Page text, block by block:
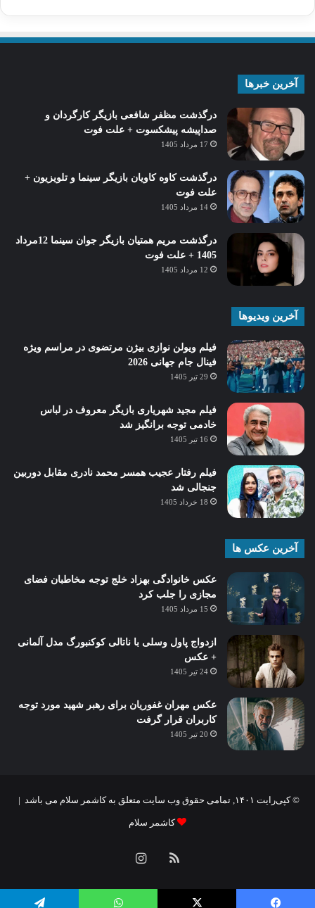
آخرین خبرها
درگذشت مظفر شافعی بازیگر کارگردان و
صداپیشه پیشکسوت + علت فوت
17 مرداد 1405
درگذشت کاوه کاویان بازیگر سینما و تلویزیون +
علت فوت
14 مرداد 1405
درگذشت مریم همتیان بازیگر جوان سینما 12مرداد
1405 + علت فوت
12 مرداد 1405
آخرین ویدیوها
فیلم ویولن نوازی بیژن مرتضوی در مراسم ویژه
فینال جام جهانی 2026
29 تیر 1405
فیلم مجید شهریاری بازیگر معروف در لباس
خادمی توجه برانگیز شد
16 تیر 1405
فیلم رفتار عجیب همسر محمد نادری مقابل دوربین
جنجالی شد
18 خرداد 1405
آخرین عکس ها
عکس خانوادگی بهزاد خلج توجه مخاطبان فضای
مجازی را جلب کرد
15 مرداد 1405
ازدواج پاول وسلی با ناتالی کوکنبورگ مدل آلمانی
+ عکس
24 تیر 1405
عکس مهران غفوریان برای رهبر شهید مورد توجه
کاربران قرار گرفت
20 تیر 1405
© کپی‌رایت ۱۴۰۱, تمامی حقوق وب سایت متعلق به کاشمر سلام می باشد |
کاشمر سلام
خوراکاینستاگرام